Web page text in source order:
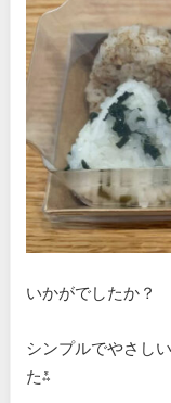
いかがでしたか？
シンプルでやさし
た⁂